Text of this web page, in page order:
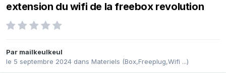
extension du wifi de la freebox revolution
Par mailkeulkeul
le 5 septembre 2024 dans Materiels (Box,Freeplug,Wifi ...)